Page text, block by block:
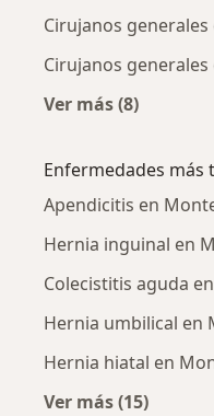
Cirujanos
Cirujanos generales
Ver más (8)
Enfermedades más
Apendicitis en
Hernia inguinal en
Colecistitis aguda
Hernia umbilical en
Hernia hiatal en
Ver más (15)